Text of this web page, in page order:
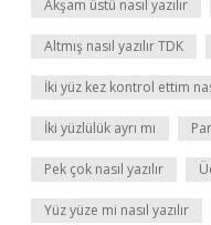
Akşam üstü nasıl yazılır
Altmış nasıl yazılır TDK
İki yüz kez kontrol ettim
İki yüzlülük ayrı mı
Pek çok nasıl yazılır
Yüz yüze mi nasıl yazılır